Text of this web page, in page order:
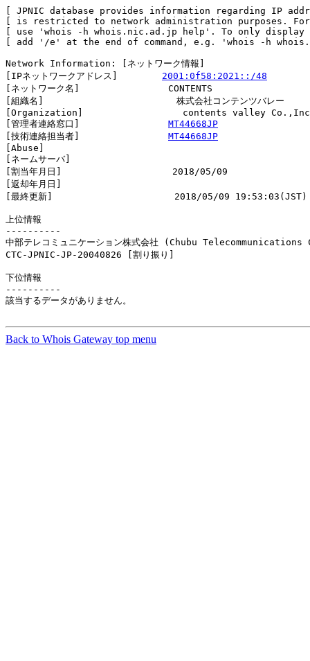
[ JPNIC database provides information regarding IP
[ is restricted to network administration purposes.
[ use 'whois -h whois.nic.ad.jp help'. To only
[ add '/e' at the end of command, e.g. 'whois -h
Network Information: [ネットワーク情報]
[IPネットワークアドレス] 2001:0f58:2021::/48
[ネットワーク名]                CONTENTS
[組織名]                        株式会社コンテンツバレー
[Organization]                  contents valley Co.,Inc
[管理者連絡窓口] MT44668JP
[技術連絡担当者] MT44668JP
[Abuse]
[ネームサーバ]
[割当年月日]                    2018/05/09
[返却年月日]
[最終更新]                      2018/05/09 19:53:03(JST)
上位情報
----------
中部テレコミュニケーション株式会社 (Chubu
CTC-JPNIC-JP-20040826 [割り
下位情報
----------
該当するデータがありません。
Back to Whois Gateway top menu